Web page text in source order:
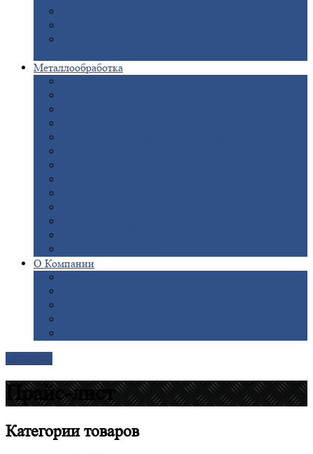
Металлообработка
О Компании
Прайс-лист
Категориитоваров